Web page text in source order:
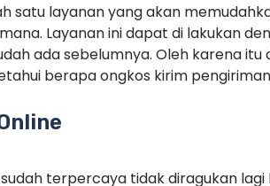
satu layanan yang akan
Layanan ini dapat di lakukan
ada sebelumnya. Oleh karena
berapa ongkos kirim
terpercaya tidak diragukan